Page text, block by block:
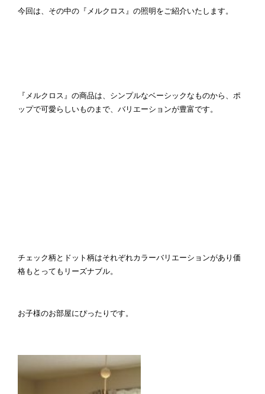
今回は、その中の『メルクロス』の照明をご紹介いたします。
『メルクロス』の商品は、シンプルなベーシックなものから、ポ
ップで可愛らしいものまで、バリエーションが豊富です。
チェック柄とドット柄はそれぞれカラーバリエーションがあり価
格もとってもリーズナブル。
お子様のお部屋にぴったりです。